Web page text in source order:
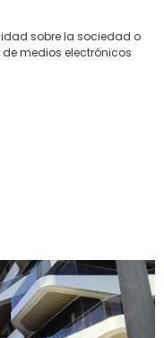
sobre la sociedad o
medios electrónicos